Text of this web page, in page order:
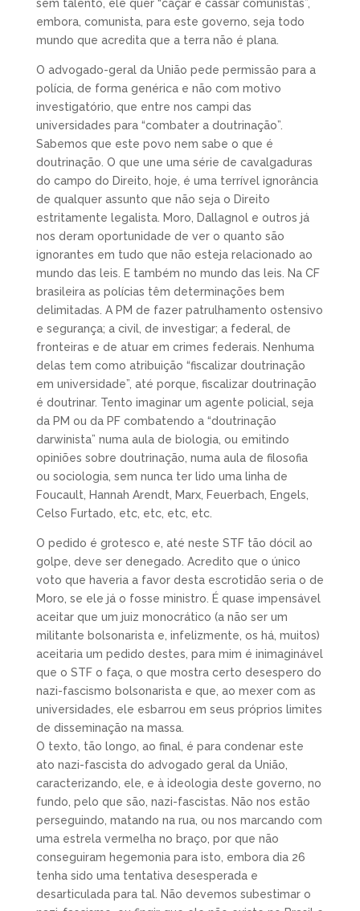
sem talento, ele quer “caçar e cassar comunistas”,
embora, comunista, para este governo, seja todo
mundo que acredita que a terra não é plana.
O advogado-geral da União pede permissão para a
polícia, de forma genérica e não com motivo
investigatório, que entre nos campi das
universidades para “combater a doutrinação”.
Sabemos que este povo nem sabe o que é
doutrinação. O que une uma série de cavalgaduras
do campo do Direito, hoje, é uma terrível ignorância
de qualquer assunto que não seja o Direito
estritamente legalista. Moro, Dallagnol e outros já
nos deram oportunidade de ver o quanto são
ignorantes em tudo que não esteja relacionado ao
mundo das leis. E também no mundo das leis. Na CF
brasileira as polícias têm determinações bem
delimitadas. A PM de fazer patrulhamento ostensivo
e segurança; a civil, de investigar; a federal, de
fronteiras e de atuar em crimes federais. Nenhuma
delas tem como atribuição “fiscalizar doutrinação
em universidade”, até porque, fiscalizar doutrinação
é doutrinar. Tento imaginar um agente policial, seja
da PM ou da PF combatendo a “doutrinação
darwinista” numa aula de biologia, ou emitindo
opiniões sobre doutrinação, numa aula de filosofia
ou sociologia, sem nunca ter lido uma linha de
Foucault, Hannah Arendt, Marx, Feuerbach, Engels,
Celso Furtado, etc, etc, etc, etc.
O pedido é grotesco e, até neste STF tão dócil ao
golpe, deve ser denegado. Acredito que o único
voto que haveria a favor desta escrotidão seria o de
Moro, se ele já o fosse ministro. É quase impensável
aceitar que um juiz monocrático (a não ser um
militante bolsonarista e, infelizmente, os há, muitos)
aceitaria um pedido destes, para mim é inimaginável
que o STF o faça, o que mostra certo desespero do
nazi-fascismo bolsonarista e que, ao mexer com as
universidades, ele esbarrou em seus próprios limites
de disseminação na massa.
O texto, tão longo, ao final, é para condenar este
ato nazi-fascista do advogado geral da União,
caracterizando, ele, e à ideologia deste governo, no
fundo, pelo que são, nazi-fascistas. Não nos estão
perseguindo, matando na rua, ou nos marcando com
uma estrela vermelha no braço, por que não
conseguiram hegemonia para isto, embora dia 26
tenha sido uma tentativa desesperada e
desarticulada para tal. Não devemos subestimar o